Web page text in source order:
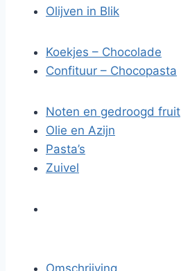
Olijven in Blik
Koekjes – Chocolade
Confituur – Chocopasta
Noten en gedroogd fruit
Olie en Azijn
Pasta’s
Zuivel
Omschrijving